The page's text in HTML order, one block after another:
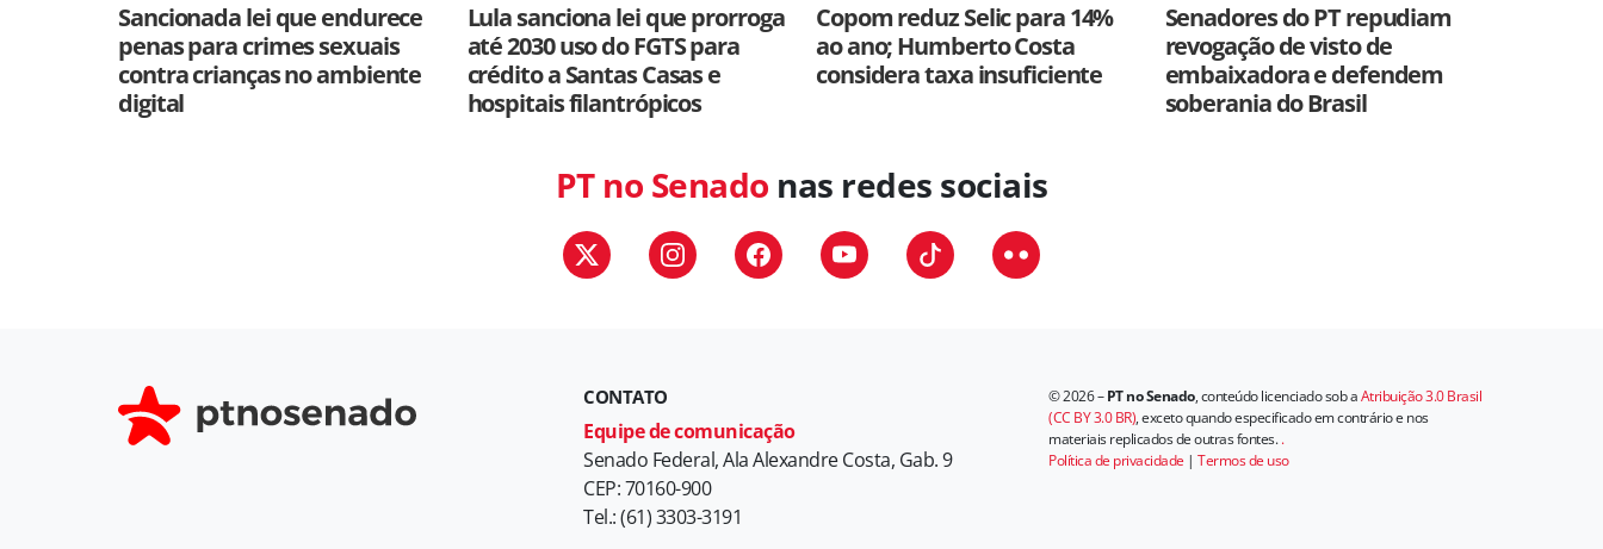
Sancionada lei que endurece
penas para crimes sexuais
contra crianças no ambiente
digital
Lula sanciona lei que prorroga
até 2030 uso do FGTS para
crédito a Santas Casas e
hospitais filantrópicos
Copom reduz Selic para 14%
ao ano; Humberto Costa
considera taxa insuficiente
Senadores do PT repudiam
revogação de visto de
embaixadora e defendem
soberania do Brasil
PT no Senado nas redes sociais
CONTATO
Equipe de comunicação
Senado Federal, Ala Alexandre Costa, Gab. 9
CEP: 70160-900
Tel.: (61) 3303-3191
© 2026 –PT no Senado, conteúdo licenciado sob aAtribuição 3.0 Brasil
(CC BY 3.0 BR), exceto quando especificado em contrário e nos
materiais replicados de outras fontes..
Política de privacidade | Termos de uso